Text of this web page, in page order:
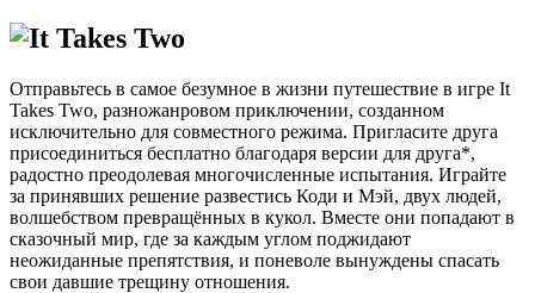
Отправьтесь в самое безумное в жизни путешествие в игре It
Takes Two, разножанровом приключении, созданном
исключительно для совместного режима. Пригласите друга
присоединиться бесплатно благодаря версии для друга*,
радостно преодолевая многочисленные испытания. Играйте
за принявших решение развестись Коди и Мэй, двух людей,
волшебством превращённых в кукол. Вместе они попадают в
сказочный мир, где за каждым углом поджидают
неожиданные препятствия, и поневоле вынуждены спасать
свои давшие трещину отношения.